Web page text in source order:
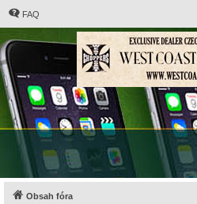
FAQ
Obsah fóra